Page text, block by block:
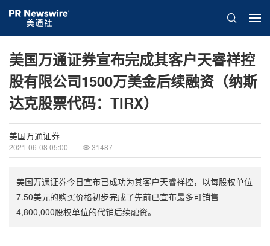
美国万通证券宣布完成其客户天睿祥控
股有限公司1500万美金后续融资（纳斯
达克股票代码：TIRX）
美国万通证券
2021-06-08 05:00 31487
美国万通证券今日宣布已成功为其客户天睿祥控，以每股权单位
7.50美元的购买价格初步完成了先前已宣布最多可销售
4,800,000股权单位的代销后续融资。